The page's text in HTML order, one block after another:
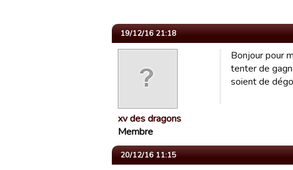
19/12/16 21:18
xv des dragons
Membre
Bonjour pour
tenter de
soient de
20/12/16 11:15